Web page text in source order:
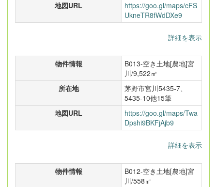
地図URL
https://goo.gl/maps/cFS
UkneTR8fWdDXe9
詳細を表示
物件情報
B013-空き土地[農地]宮
川/9,522㎡
所在地
茅野市宮川5435-7、
5435-10他15筆
地図URL
https://goo.gl/maps/Twa
Dpshi9BKFjAjb9
詳細を表示
物件情報
B012-空き土地[農地]宮
川/558㎡